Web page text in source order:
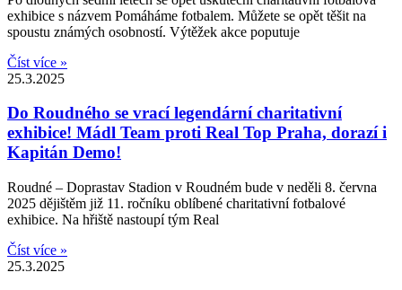
exhibice s názvem Pomáháme fotbalem. Můžete se opět těšit na
spoustu známých osobností. Výtěžek akce poputuje
Číst více »
25.3.2025
Do Roudného se vrací legendární charitativní
exhibice! Mádl Team proti Real Top Praha, dorazí i
Kapitán Demo!
Roudné – Doprastav Stadion v Roudném bude v neděli 8. června
2025 dějištěm již 11. ročníku oblíbené charitativní fotbalové
exhibice. Na hřiště nastoupí tým Real
Číst více »
25.3.2025